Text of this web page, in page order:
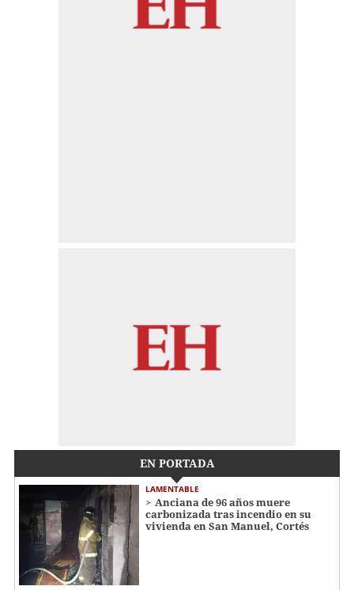
EN PORTADA
LAMENTABLE
Anciana de 96 años muere
carbonizada tras incendio en su
vivienda en San Manuel, Cortés